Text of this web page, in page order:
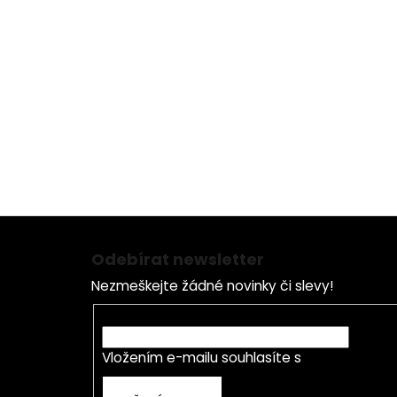
Z
Odebírat newsletter
Nezmeškejte žádné novinky či slevy!
Vložením e-mailu souhlasíte s